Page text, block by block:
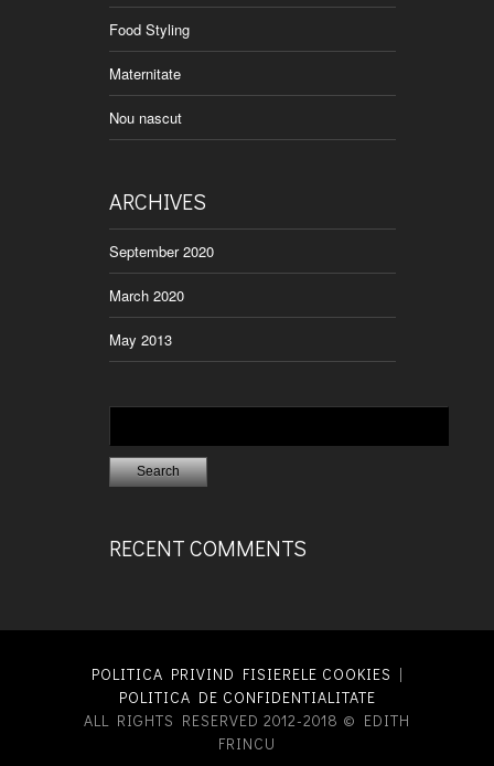
Food Styling
Maternitate
Nou nascut
ARCHIVES
September 2020
March 2020
May 2013
RECENT COMMENTS
POLITICA PRIVIND FISIERELE COOKIES |
POLITICA DE CONFIDENTIALITATE
ALL RIGHTS RESERVED 2012-2018 © EDITH
FRINCU